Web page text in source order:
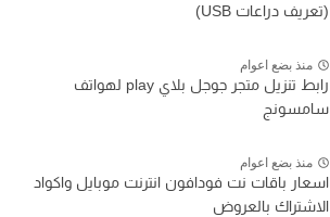
(تعريف دراعات USB)
منذ بضع اعوام
رابط تنزيل متجر جوجل بلاي play لهواتف
سامسونج
منذ بضع اعوام
اسعار باقات نت فودافون انترنت موبايل واكواد
الاشتراك بالعروض